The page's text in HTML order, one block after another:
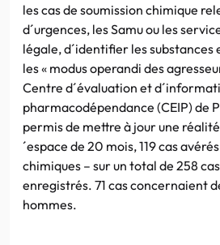
les cas de soumission chimique
d´urgences, les Samu ou les
légale, d´identifier les substances
les « modus operandi des
Centre d´évaluation et
pharmacodépendance (CEIP) de
permis de mettre à jour une
´espace de 20 mois, 119 cas
chimiques – sur un total de 258
enregistrés. 71 cas concernaient
hommes.